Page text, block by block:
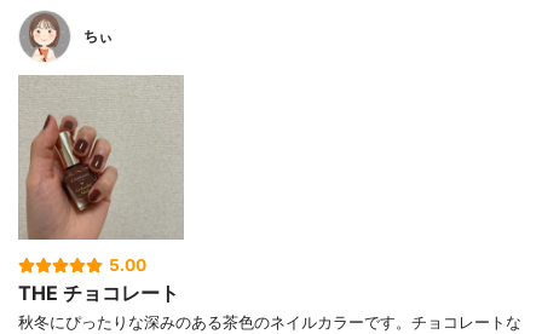
ちぃ
5.00
THE チョコレート
秋冬にぴったりな深みのある茶色のネイルカラーです。チョコレートな